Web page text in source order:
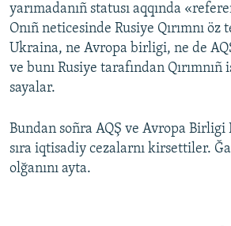
yarımadanıñ statusı aqqında
Onıñ neticesinde Rusiye Qırımnı öz
Ukraina, ne Avropa birligi, ne de
ve bunı Rusiye tarafından Qırımnıñ
sayalar.
Bundan soñra AQŞ ve Avropa Birligi
sıra iqtisadiy cezalarnı kirsettiler.
olğanını ayta.